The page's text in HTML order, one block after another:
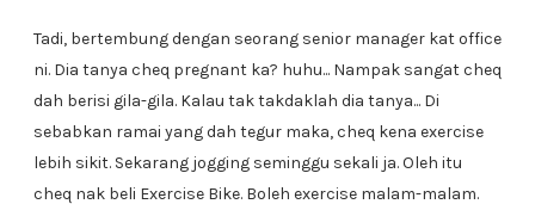
Tadi, bertembung dengan seorang senior manager kat office
ni. Dia tanya cheq pregnant ka? huhu... Nampak sangat cheq
dah berisi gila-gila. Kalau tak takdaklah dia tanya... Di
sebabkan ramai yang dah tegur maka, cheq kena exercise
lebih sikit. Sekarang jogging seminggu sekali ja. Oleh itu
cheq nak beli Exercise Bike. Boleh exercise malam-malam.